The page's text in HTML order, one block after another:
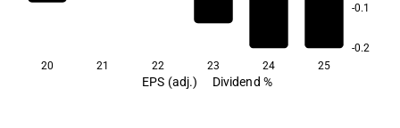
-0.1
-0.2
20
21 22 23 24 25
EPS (adj.) Dividend %